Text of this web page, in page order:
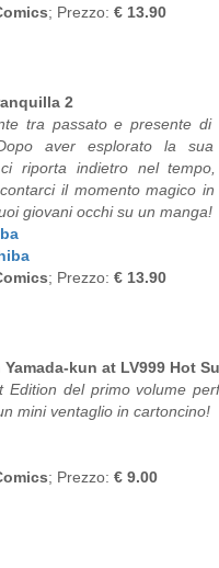
; Prezzo: € 13.90
2
tra passato e presente
aver esplorato la
ci riporta indietro nel
il momento magico
giovani occhi su un manga!
; Prezzo: € 13.90
kun at LV999 Hot
Edition del primo volume
mini ventaglio in cartoncino!
; Prezzo: € 9.00